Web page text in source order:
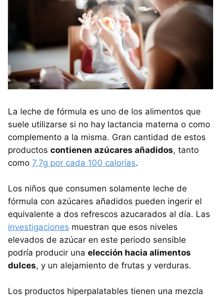
La leche de fórmula es uno de los alimentos que
suele utilizarse si no hay lactancia materna o como
complemento a la misma. Gran cantidad de estos
productos contienen azúcares añadidos, tanto
como 7,7g por cada 100 calorías.
Los niños que consumen solamente leche de
fórmula con azúcares añadidos pueden ingerir el
equivalente a dos refrescos azucarados al día. Las
investigaciones muestran que esos niveles
elevados de azúcar en este periodo sensible
podría producir una elección hacia alimentos
dulces, y un alejamiento de frutas y verduras.
Los productos hiperpalatables tienen una mezcla